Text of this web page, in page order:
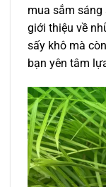
mua sắm sáng
giới thiệu về
sấy khô mà
bạn yên tâm